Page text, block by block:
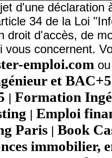
d'une déclaration
34 de la Loi
droit d'accès, de
vous concernent.
emploi.com
et
| Formation
| Emploi
Paris | Book
immobilier,